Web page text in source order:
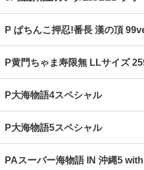
P ぱちんこ押忍!番長 漢の頂
P黄門ちゃま寿限無 LLサイズ
P大海物語4スペシャル
P大海物語5スペシャル
PAスーパー海物語 IN 沖縄5